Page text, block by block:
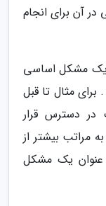
آن برای انجام
یک مشکل اساسی
مثال تا قبل
مک در دسترس قرار
مراتب بیشتر از
عنوان یک مشکل